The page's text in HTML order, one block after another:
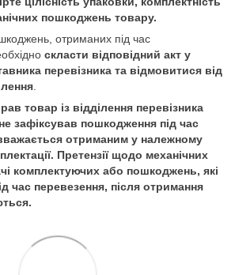
пошкоджень товару.
отриманих під час
скласти відповідний акт у
перевізника та відмовитися від
товар із відділення перевізника
зафіксував пошкодження під час
отриманим у належному
Претензії щодо механічних
комплектуючих або пошкоджень, які
час перевезення, після отримання